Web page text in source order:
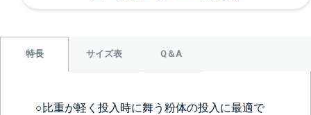
特長 サイズ表 Q＆A
○比重が軽く投入時に舞う粉体の投入に最適で